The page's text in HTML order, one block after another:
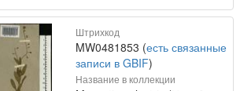
Штрихкод
MW0481853 (есть связанные
записи в GBIF)
Название в коллекции